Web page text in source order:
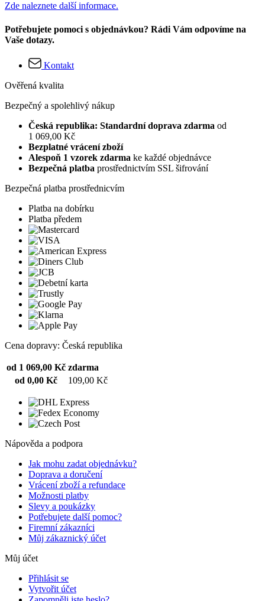
Zde naleznete další informace.
Potřebujete pomoci s objednávkou? Rádi Vám odpovíme na
Vaše dotazy.
Kontakt
Ověřená kvalita
Bezpečný a spolehlivý nákup
Česká republika: Standardní doprava zdarma od
1 069,00 Kč
Bezplatné vrácení zboží
Alespoň 1 vzorek zdarma ke každé objednávce
Bezpečná platba prostřednictvím SSL šifrování
Bezpečná platba prostřednicvím
Platba na dobírku
Platba předem
Cena dopravy: Česká republika
od 1 069,00 Kč zdarma
od 0,00 Kč
109,00 Kč
Nápověda a podpora
Jak mohu zadat objednávku?
Doprava a doručení
Vrácení zboží a refundace
Možnosti platby
Slevy a poukázky
Potřebujete další pomoc?
Firemní zákazníci
Můj zákaznický účet
Můj účet
Přihlásit se
Vytvořit účet